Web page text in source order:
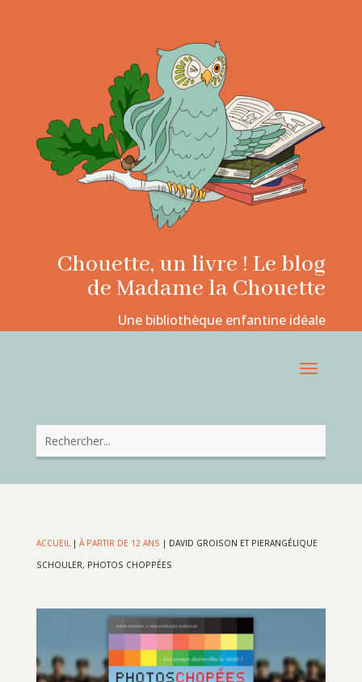
Chouette, un livre ! Le blog
de Madame la Chouette
Une bibliothèque enfantine idéale
ACCUEIL| À PARTIR DE 12 ANS | DAVID GROISON ET PIERANGÉLIQUE
SCHOULER, PHOTOS CHOPPÉES